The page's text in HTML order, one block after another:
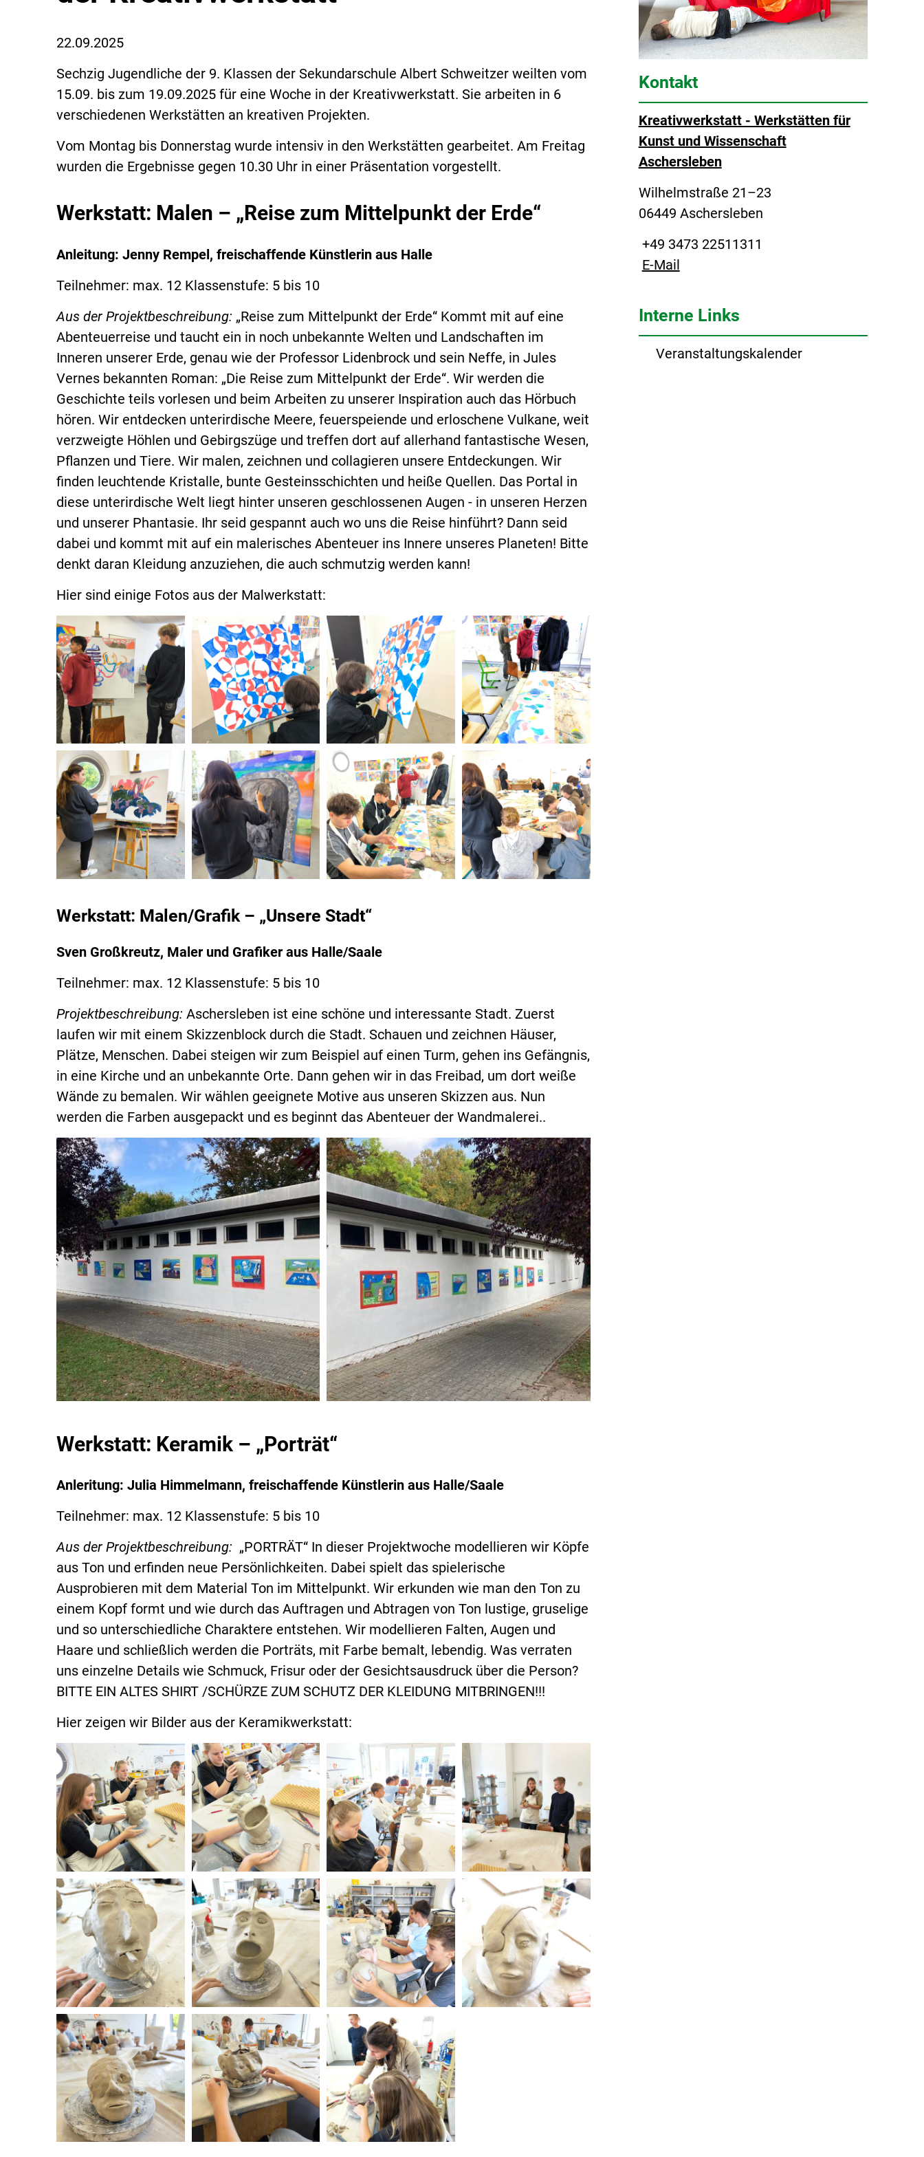
22.09.2025
Sechzig Jugendliche der 9. Klassen der Sekundarschule Albert Schweitzer weilten vom
15.09. bis zum 19.09.2025 für eine Woche in der Kreativwerkstatt. Sie arbeiten in 6
verschiedenen Werkstätten an kreativen Projekten.
Vom Montag bis Donnerstag wurde intensiv in den Werkstätten gearbeitet. Am Freitag
wurden die Ergebnisse gegen 10.30 Uhr in einer Präsentation vorgestellt.
Werkstatt: Malen – „Reise zum Mittelpunkt der Erde“
Anleitung: Jenny Rempel, freischaffende Künstlerin aus Halle
Teilnehmer: max. 12 Klassenstufe: 5 bis 10
Aus der Projektbeschreibung: „Reise zum Mittelpunkt der Erde“ Kommt mit auf eine
Abenteuerreise und taucht ein in noch unbekannte Welten und Landschaften im
Inneren unserer Erde, genau wie der Professor Lidenbrock und sein Neffe, in Jules
Vernes bekannten Roman: „Die Reise zum Mittelpunkt der Erde“. Wir werden die
Geschichte teils vorlesen und beim Arbeiten zu unserer Inspiration auch das Hörbuch
hören. Wir entdecken unterirdische Meere, feuerspeiende und erloschene Vulkane, weit
verzweigte Höhlen und Gebirgszüge und treffen dort auf allerhand fantastische Wesen,
Pflanzen und Tiere. Wir malen, zeichnen und collagieren unsere Entdeckungen. Wir
finden leuchtende Kristalle, bunte Gesteinsschichten und heiße Quellen. Das Portal in
diese unterirdische Welt liegt hinter unseren geschlossenen Augen - in unseren Herzen
und unserer Phantasie. Ihr seid gespannt auch wo uns die Reise hinführt? Dann seid
dabei und kommt mit auf ein malerisches Abenteuer ins Innere unseres Planeten! Bitte
denkt daran Kleidung anzuziehen, die auch schmutzig werden kann!
Hier sind einige Fotos aus der Malwerkstatt:
Werkstatt: Malen/Grafik – „Unsere Stadt“
Sven Großkreutz, Maler und Grafiker aus Halle/Saale
Teilnehmer: max. 12 Klassenstufe: 5 bis 10
Projektbeschreibung: Aschersleben ist eine schöne und interessante Stadt. Zuerst
laufen wir mit einem Skizzenblock durch die Stadt. Schauen und zeichnen Häuser,
Plätze, Menschen. Dabei steigen wir zum Beispiel auf einen Turm, gehen ins Gefängnis,
in eine Kirche und an unbekannte Orte. Dann gehen wir in das Freibad, um dort weiße
Wände zu bemalen. Wir wählen geeignete Motive aus unseren Skizzen aus. Nun
werden die Farben ausgepackt und es beginnt das Abenteuer der Wandmalerei..
Werkstatt: Keramik – „Porträt“
Anleritung: Julia Himmelmann, freischaffende Künstlerin aus Halle/Saale
Teilnehmer: max. 12 Klassenstufe: 5 bis 10
Aus der Projektbeschreibung: „PORTRÄT“ In dieser Projektwoche modellieren wir Köpfe
aus Ton und erfinden neue Persönlichkeiten. Dabei spielt das spielerische
Ausprobieren mit dem Material Ton im Mittelpunkt. Wir erkunden wie man den Ton zu
einem Kopf formt und wie durch das Auftragen und Abtragen von Ton lustige, gruselige
und so unterschiedliche Charaktere entstehen. Wir modellieren Falten, Augen und
Haare und schließlich werden die Porträts, mit Farbe bemalt, lebendig. Was verraten
uns einzelne Details wie Schmuck, Frisur oder der Gesichtsausdruck über die Person?
BITTE EIN ALTES SHIRT /SCHÜRZE ZUM SCHUTZ DER KLEIDUNG MITBRINGEN!!!
Hier zeigen wir Bilder aus der Keramikwerkstatt:
Kontakt
Kreativwerkstatt - Werkstätten für
Kunst und Wissenschaft
Aschersleben
Wilhelmstraße 21–23
06449 Aschersleben
+49 3473 22511311
E-Mail
Interne Links
Veranstaltungskalender